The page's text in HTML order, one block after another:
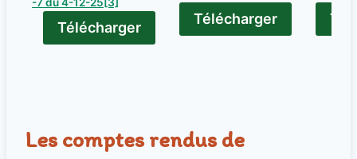
Télécharger
Télécharger
Les comptes rendus de